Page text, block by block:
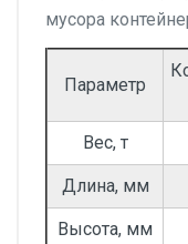
мусора
Параметр
Вес, т
Длина, мм
Высота, мм